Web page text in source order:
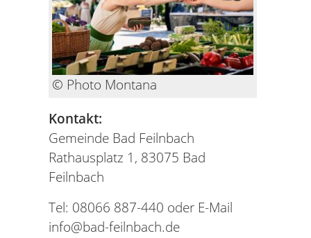
© Photo Montana
Kontakt:
Gemeinde Bad Feilnbach
Rathausplatz 1, 83075 Bad
Feilnbach
Tel: 08066 887-440 oder E-Mail
info@bad-feilnbach.de